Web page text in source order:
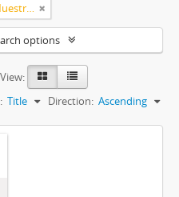
Orden Tercera de Penitencia de Nuestro Padre San Francisco
options
View:
Title Direction: Ascending